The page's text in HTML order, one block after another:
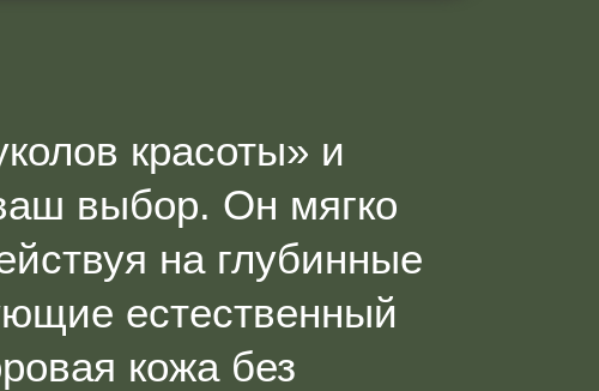
красоты» и
выбор. Он мягко
на глубинные
естественный
кожа без